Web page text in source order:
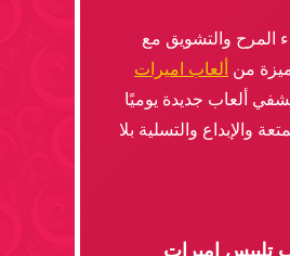
المرح والتشويق مع
من ألعاب اميرات
ألعاب جديدة يوميًا
والإبداع والتسلية بلا
تلبيس اميرات